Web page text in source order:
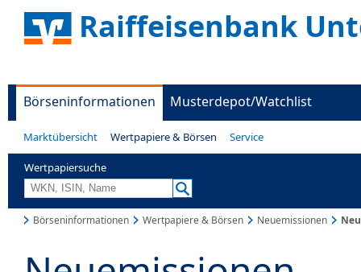
Raiffeisenbank
Börseninformationen Musterdepot/Watchlist
Marktübersicht Wertpapiere & Börsen Service
Wertpapiersuche
Börseninformationen Wertpapiere & Börsen Neuemissionen